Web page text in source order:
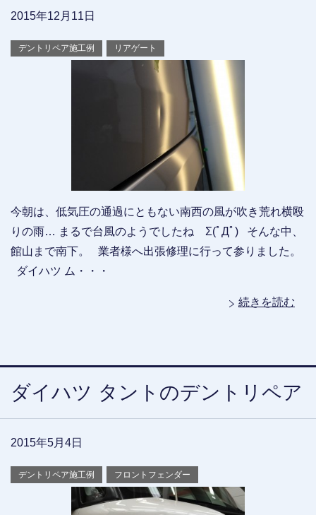
2015年12月11日
デントリペア施工例 リアゲート
今朝は、低気圧の通過にともない南西の風が吹き荒れ横殴
りの雨… まるで台風のようでしたね Σ(ﾟДﾟ) そんな中、
館山まで南下。 業者様へ出張修理に行って参りました。
ダイハツ ム・・・
続きを読む
ダイハツ タントのデントリペア
2015年5月4日
デントリペア施工例 フロントフェンダー